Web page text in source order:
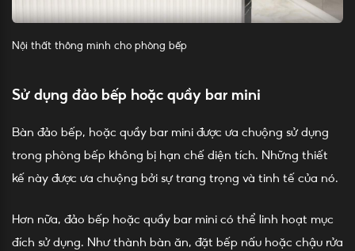
Nội thất thông minh cho phòng bếp
Sử dụng đảo bếp hoặc quầy bar mini
Bàn đảo bếp, hoặc quầy bar mini được ưa chuộng sử dụng
trong phòng bếp không bị hạn chế diện tích. Những thiết
kế này được ưa chuộng bởi sự trang trọng và tinh tế của nó.
Hơn nữa, đảo bếp hoặc quầy bar mini có thể linh hoạt mục
đích sử dụng. Như thành bàn ăn, đặt bếp nấu hoặc chậu rửa